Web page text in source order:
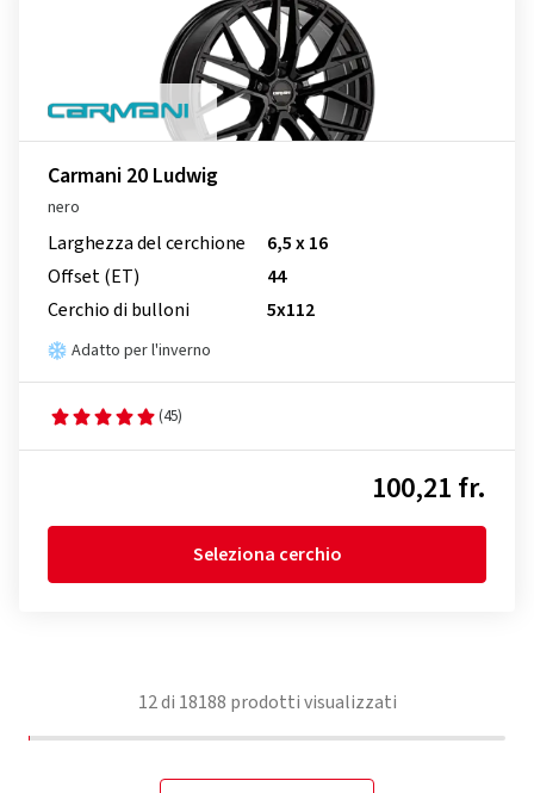
Carmani 20 Ludwig
nero
Larghezza del cerchione
6,5 x 16
Offset (ET)
44
Cerchio di bulloni
5x112
Adatto per l'inverno
(45)
100,21 fr.
Seleziona cerchio
12di 18188 prodotti visualizzati